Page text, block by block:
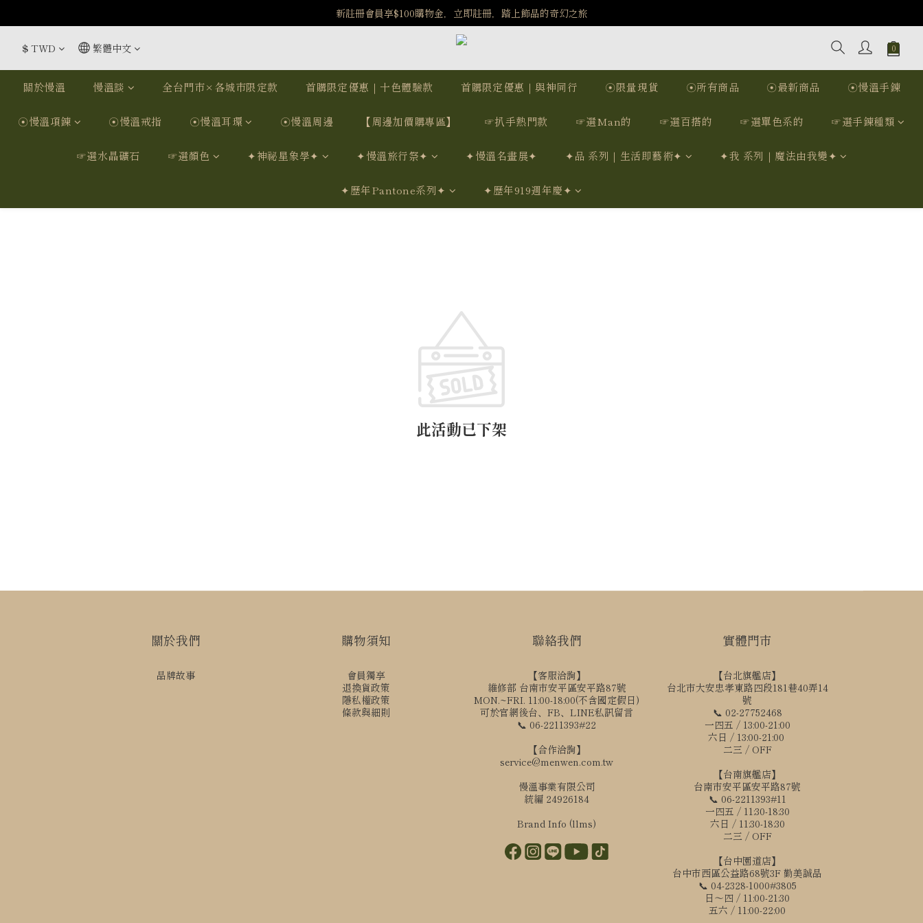
️8/6-8/12 第一波古文明馬拉松正式開跑：烏爾風華套組優惠價$5140
新註冊會員享$100購物金，立即註冊，踏上飾品的奇幻之旅
️8/6-8/12 第一波古文明馬拉松正式開跑：烏爾風華套組優惠價$5140
$ TWD 繁體中文
關於慢溫 慢溫談 全台門市×各城市限定款 首購限定優惠｜十色體驗款 首購限定優惠｜與神同行 ☉限量現貨 ☉所有商品 ☉最新商品 ☉慢溫手鍊
☉慢溫項鍊 ☉慢溫戒指 ☉慢溫耳環 ☉慢溫周邊 【周邊加價購專區】 ☞扒手熱門款 ☞選Man的 ☞選百搭的 ☞選單色系的 ☞選手鍊種類
☞選水晶礦石 ☞選顏色 ✦神祕星象學✦ ✦慢溫旅行祭✦ ✦慢溫名畫展✦ ✦品 系列｜生活即藝術✦ ✦我 系列｜魔法由我變✦
✦歷年Pantone系列✦ ✦歷年919週年慶✦
此活動已下架
關於我們
品牌故事
購物須知
會員獨享
退換貨政策
隱私權政策
條款與細則
聯絡我們
【客服洽詢】
維修部 台南市安平區安平路87號
MON.~FRI. 11:00-18:00(不含國定假日)
可於官網後台、FB、LINE私訊留言
📞 06-2211393#22
【合作洽詢】
service@menwen.com.tw
慢溫事業有限公司
統編 24926184
Brand Info (llms)
實體門市
【台北旗艦店】
台北市大安忠孝東路四段181巷40弄14
號
📞 02-27752468
一四五 / 13:00-21:00
六日 / 13:00-21:00
二三 / OFF
【台南旗艦店】
台南市安平區安平路87號
📞 06-2211393#11
一四五 / 11:30-18:30
六日 / 11:30-18:30
二三 / OFF
【台中園道店】
台中市西區公益路68號3F 勤美誠品
📞 04-2328-1000#3805
日～四 / 11:00-21:30
五六 / 11:00-22:00